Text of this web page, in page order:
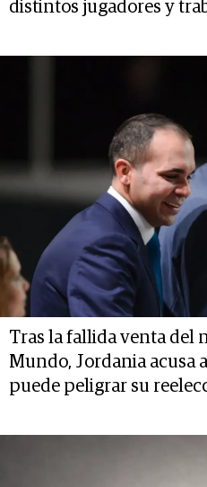
distintos jugadores y
Tras la fallida venta del
Mundo, Jordania acusa
puede peligrar su